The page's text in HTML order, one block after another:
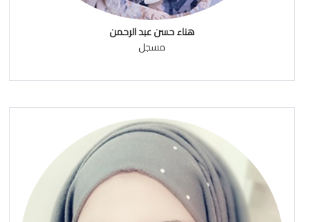
هناء حسن عبد الرحمن
مسجل